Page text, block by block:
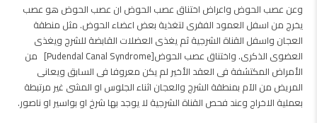
وعن عصب الحوض واعراض اختناق عصب الحوض ان عصب الحوض هو عصب
يخرج من اسفل العمود الفقرى لتغذية بعض اعضاء الحوض. مثل منطقة
العجان واسفل القناة الشرجية ثم يغذى العضلات القابضة للشرج ويغذى
العضوى الذكرى. واختناق عصب الحوض[Pudendal Canal Syndrome] من
الأمراض المكتشفة فى العقد الأخير لم يكن معروفا فى السابق ويعانى
المريض من الآم بمنطقة الشرج والعجان اثناء الجلوس او المشى غير مرتبطة
بعملية الاخراج وعند فحص القناة الشرجية لا يوجد بها شرخ او بواسير او ناصور.